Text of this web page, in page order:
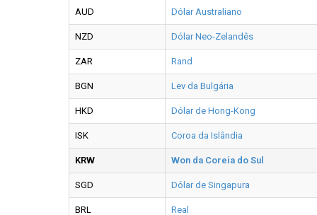
AUD Dólar Australiano
NZD Dólar Neo-Zelandês
ZAR Rand
BGN Lev da Bulgária
HKD Dólar de Hong-Kong
ISK Coroa da Islândia
KRW Won da Coreia do Sul
SGD Dólar de Singapura
BRL Real